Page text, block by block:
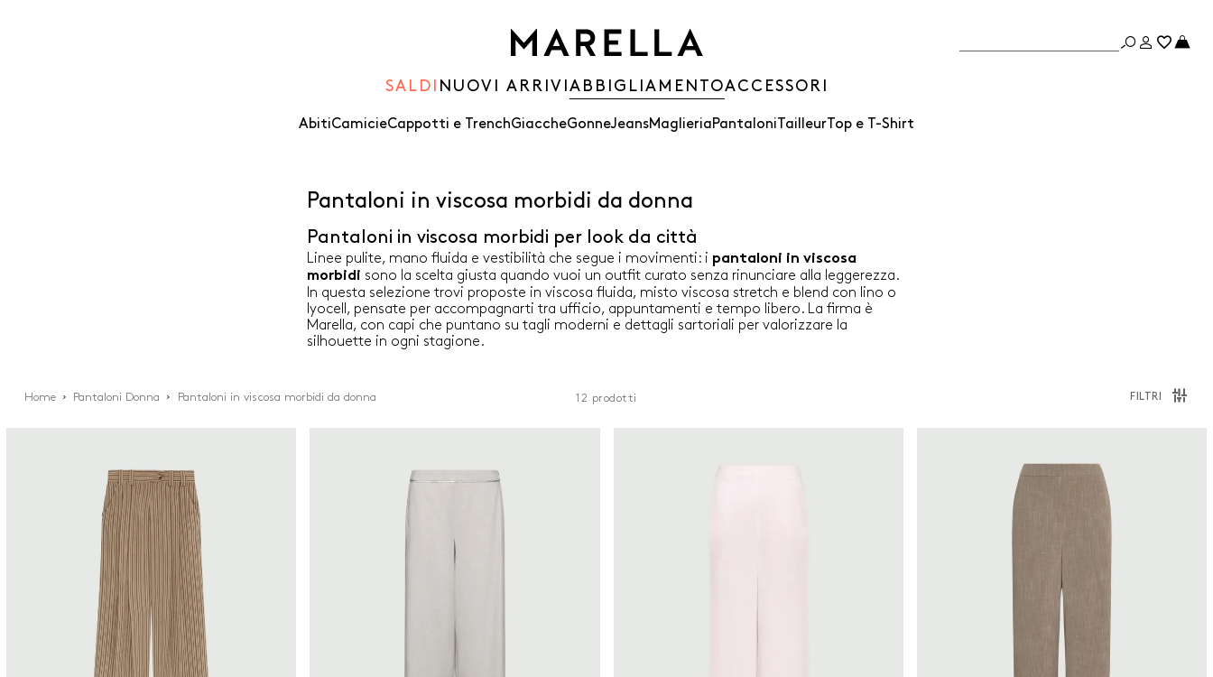
SALDI NUOVI ARRIVI ABBIGLIAMENTOACCESSORI
AbitiCamicieCappotti e TrenchGiaccheGonneJeansMaglieria Pantaloni Tailleur Top e T-Shirt
Pantaloni in viscosa morbidi da donna
Pantaloni in viscosa morbidi per look da città
Linee pulite, mano fluida e vestibilità che segue i movimenti: i pantaloni in viscosa
morbidi sono la scelta giusta quando vuoi un outfit curato senza rinunciare alla leggerezza.
In questa selezione trovi proposte in viscosa fluida, misto viscosa stretch e blend con lino o
lyocell, pensate per accompagnarti tra ufficio, appuntamenti e tempo libero. La firma è
Marella, con capi che puntano su tagli moderni e dettagli sartoriali per valorizzare la
silhouette in ogni stagione.
Home Pantaloni Donna Pantaloni in viscosa morbidi da donna 12 prodotti FILTRI
A145
Taglia